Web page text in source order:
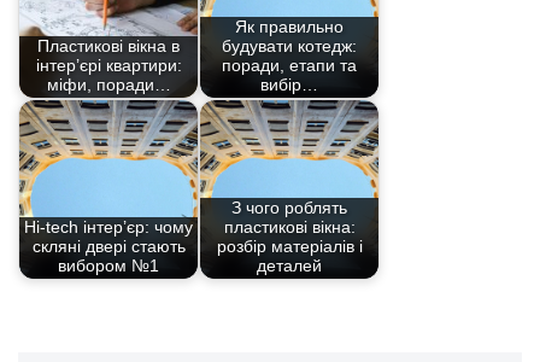
Пластикові вікна в
інтер’єрі квартири:
міфи, поради…
Як правильно
будувати котедж:
поради, етапи та
вибір…
Hi-tech інтер’єр: чому
скляні двері стають
вибором №1
З чого роблять
пластикові вікна:
розбір матеріалів і
деталей